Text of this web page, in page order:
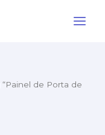
de Porta de